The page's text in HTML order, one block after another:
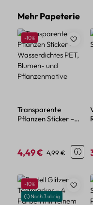
Produktgalerie
Mehr Papeterie
Rabatt
-10%
Transparente
Pflanzen Sticker –
Verkaufspreis:
4,49 € Regulärer Preis:
4,99 €
Produktgalerie
Rabatt
-10%
Noch 3 übrig